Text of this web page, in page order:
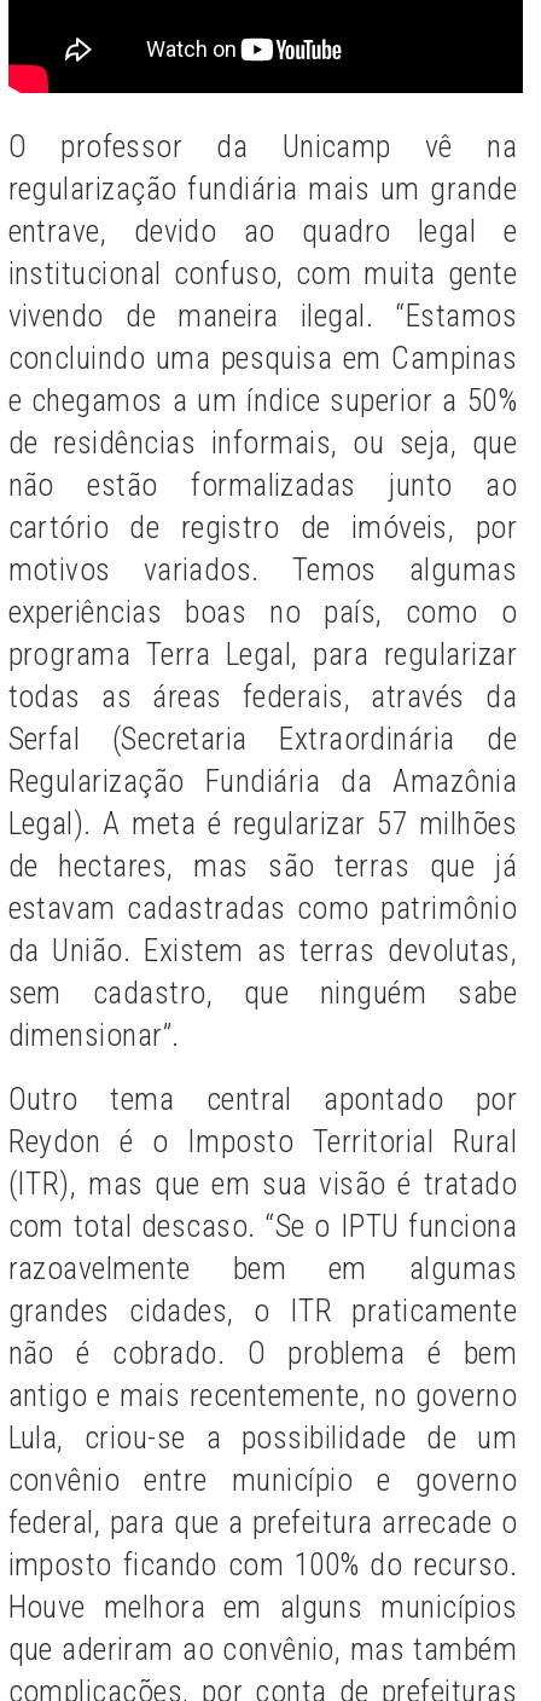
O professor da Unicamp vê na
regularização fundiária mais um grande
entrave, devido ao quadro legal e
institucional confuso, com muita gente
vivendo de maneira ilegal. “Estamos
concluindo uma pesquisa em Campinas
e chegamos a um índice superior a 50%
de residências informais, ou seja, que
não estão formalizadas junto ao
cartório de registro de imóveis, por
motivos variados. Temos algumas
experiências boas no país, como o
programa Terra Legal, para regularizar
todas as áreas federais, através da
Serfal (Secretaria Extraordinária de
Regularização Fundiária da Amazônia
Legal). A meta é regularizar 57 milhões
de hectares, mas são terras que já
estavam cadastradas como patrimônio
da União. Existem as terras devolutas,
sem cadastro, que ninguém sabe
dimensionar”.
Outro tema central apontado por
Reydon é o Imposto Territorial Rural
(ITR), mas que em sua visão é tratado
com total descaso. “Se o IPTU funciona
razoavelmente bem em algumas
grandes cidades, o ITR praticamente
não é cobrado. O problema é bem
antigo e mais recentemente, no governo
Lula, criou-se a possibilidade de um
convênio entre município e governo
federal, para que a prefeitura arrecade o
imposto ficando com 100% do recurso.
Houve melhora em alguns municípios
que aderiram ao convênio, mas também
complicações, por conta de prefeituras